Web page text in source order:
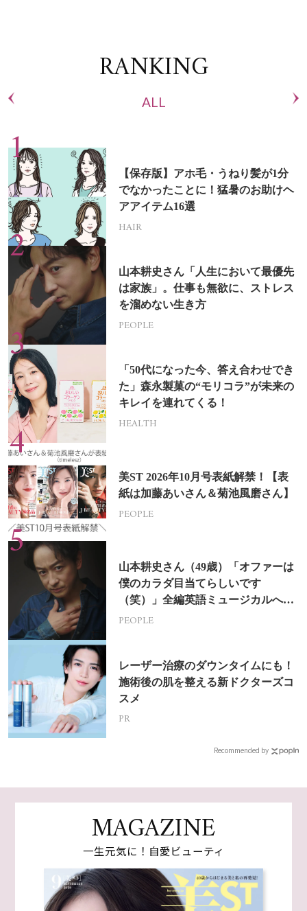
RANKING
ALL
【保存版】アホ毛・うねり髪が1分
でなかったことに！猛暑のお助けヘ
アアイテム16選
HAIR
山本耕史さん「人生において最優先
は家族」。仕事も無欲に、ストレス
を溜めない生き方
PEOPLE
「50代になった今、答え合わせでき
た」森永製菓の“モリコラ”が未来の
キレイを連れてくる！
HEALTH
美ST 2026年10月号表紙解禁！【表
紙は加藤あいさん＆菊池風磨さん】
PEOPLE
山本耕史さん（49歳）「オファーは
僕のカラダ目当てらしいです
（笑）」全編英語ミュージカルへの
挑戦
PEOPLE
レーザー治療のダウンタイムにも！
施術後の肌を整える新ドクターズコ
スメ
PR
Recommended by
MAGAZINE
一生元気に！自愛ビューティ